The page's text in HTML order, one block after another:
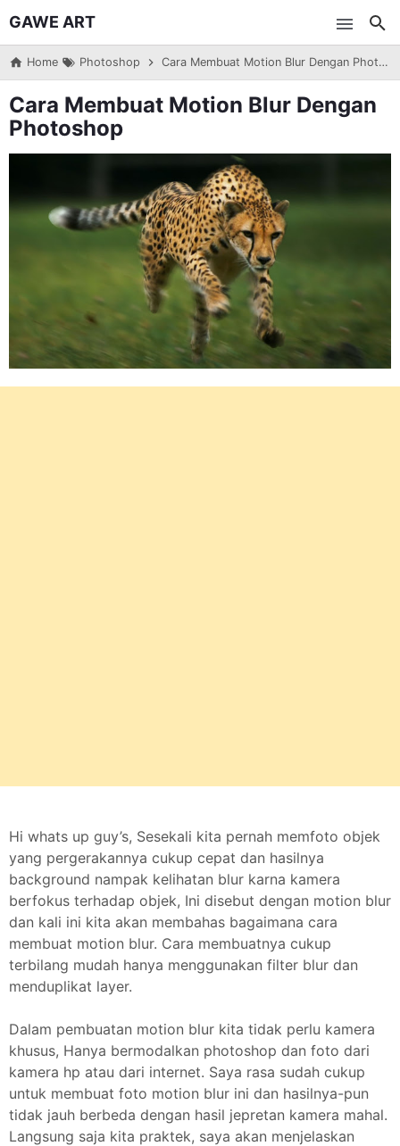
GAWE ART
Home Photoshop Cara Membuat Motion Blur Dengan Photoshop
Cara Membuat Motion Blur Dengan
Photoshop
Hi whats up guy’s, Sesekali kita pernah memfoto objek
yang pergerakannya cukup cepat dan hasilnya
background nampak kelihatan blur karna kamera
berfokus terhadap objek, Ini disebut dengan motion blur
dan kali ini kita akan membahas bagaimana cara
membuat motion blur. Cara membuatnya cukup
terbilang mudah hanya menggunakan filter blur dan
menduplikat layer.
Dalam pembuatan motion blur kita tidak perlu kamera
khusus, Hanya bermodalkan photoshop dan foto dari
kamera hp atau dari internet. Saya rasa sudah cukup
untuk membuat foto motion blur ini dan hasilnya-pun
tidak jauh berbeda dengan hasil jepretan kamera mahal.
Langsung saja kita praktek, saya akan menjelaskan